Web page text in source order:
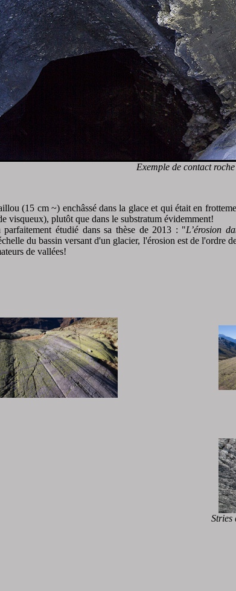
Exemple de contact
(15 cm ~) enchâssé dans la glace et qui était en
visqueux), plutôt que dans le substratum évidemment!
étudié dans sa thèse de 2013 : "L’érosion
du bassin versant d'un glacier, l'érosion est de
de vallées!
Stries